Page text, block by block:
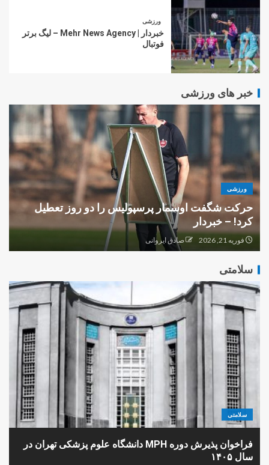
ورزشی
خبردار | Mehr News Agency – لیگ برتر
فوتبال
خبر های ورزشی
ورزشی
خبردار | Mehr News Agency – لیگ برتر فوتبال
فوریه 21, 2026 صادق ایروانی
سلامتی
سلامتی
فراخوان پذیرش دوره MPH دانشگاه علوم پزشکی تهران در
سال ۱۴۰۵